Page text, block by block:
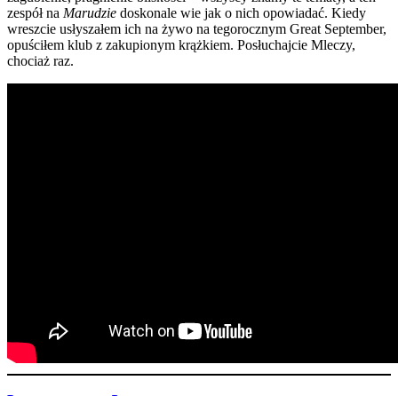
zespół na Marudzie doskonale wie jak o nich opowiadać. Kiedy
wreszcie usłyszałem ich na żywo na tegorocznym Great September,
opuściłem klub z zakupionym krążkiem. Posłuchajcie Mleczy,
chociaż raz.